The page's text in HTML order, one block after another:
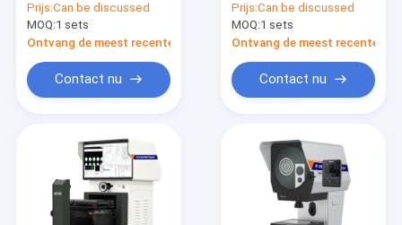
Prijs:Can be discussed
MOQ:1 sets
Ontvang de meest recente Prijs
Contact nu
profielprojector
PH400-3015
Prijs:Can be discussed
MOQ:1 sets
Ontvang de meest recente
Contact nu